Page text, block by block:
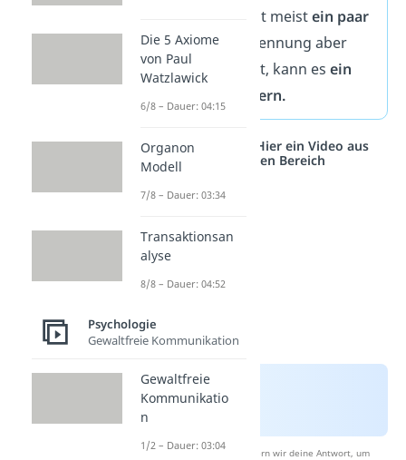
Herzschmerz bleibt meistein paar
Wochen. Bis die Trennung aber
ganz verarbeitet ist, kann es ein
bis zwei Jahre dauern.
Studyflix vernetzt: Hier ein Video aus
einem anderen Bereich
Nach Beantwortung speichern wir deine Antwort, um
Die 5 Axiome
von Paul
Watzlawick
6/8 – Dauer: 04:15
Organon
Modell
7/8 – Dauer: 03:34
Transaktionsan
alyse
8/8 – Dauer: 04:52
Psychologie
Gewaltfreie Kommunikation
Gewaltfreie
Kommunikatio
n
1/2 – Dauer: 03:04